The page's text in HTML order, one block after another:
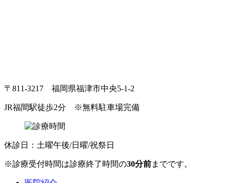
〒811-3217 福岡県福津市中央5-1-2
JR福間駅徒歩2分 ※無料駐車場完備
休診日：土曜午後/日曜/祝祭日
※診療受付時間は診療終了時間の30分前までです。